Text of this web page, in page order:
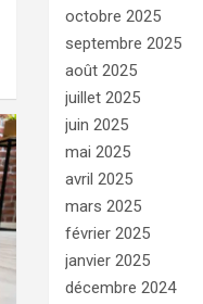
octobre 2025
septembre 2025
août 2025
juillet 2025
juin 2025
mai 2025
avril 2025
mars 2025
février 2025
janvier 2025
décembre 2024